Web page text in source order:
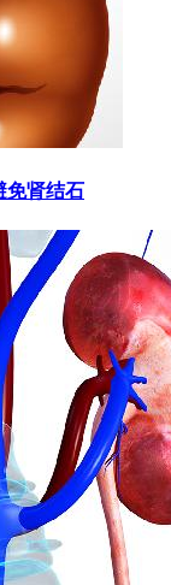
免肾结石